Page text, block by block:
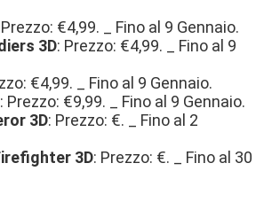
€4,99. _ Fino al 9 Gennaio.
3D: Prezzo: €4,99. _ Fino al 9
€4,99. _ Fino al 9 Gennaio.
: Prezzo: €9,99. _ Fino al 9 Gennaio.
3D: Prezzo: €. _ Fino al 2
3D: Prezzo: €. _ Fino al 30